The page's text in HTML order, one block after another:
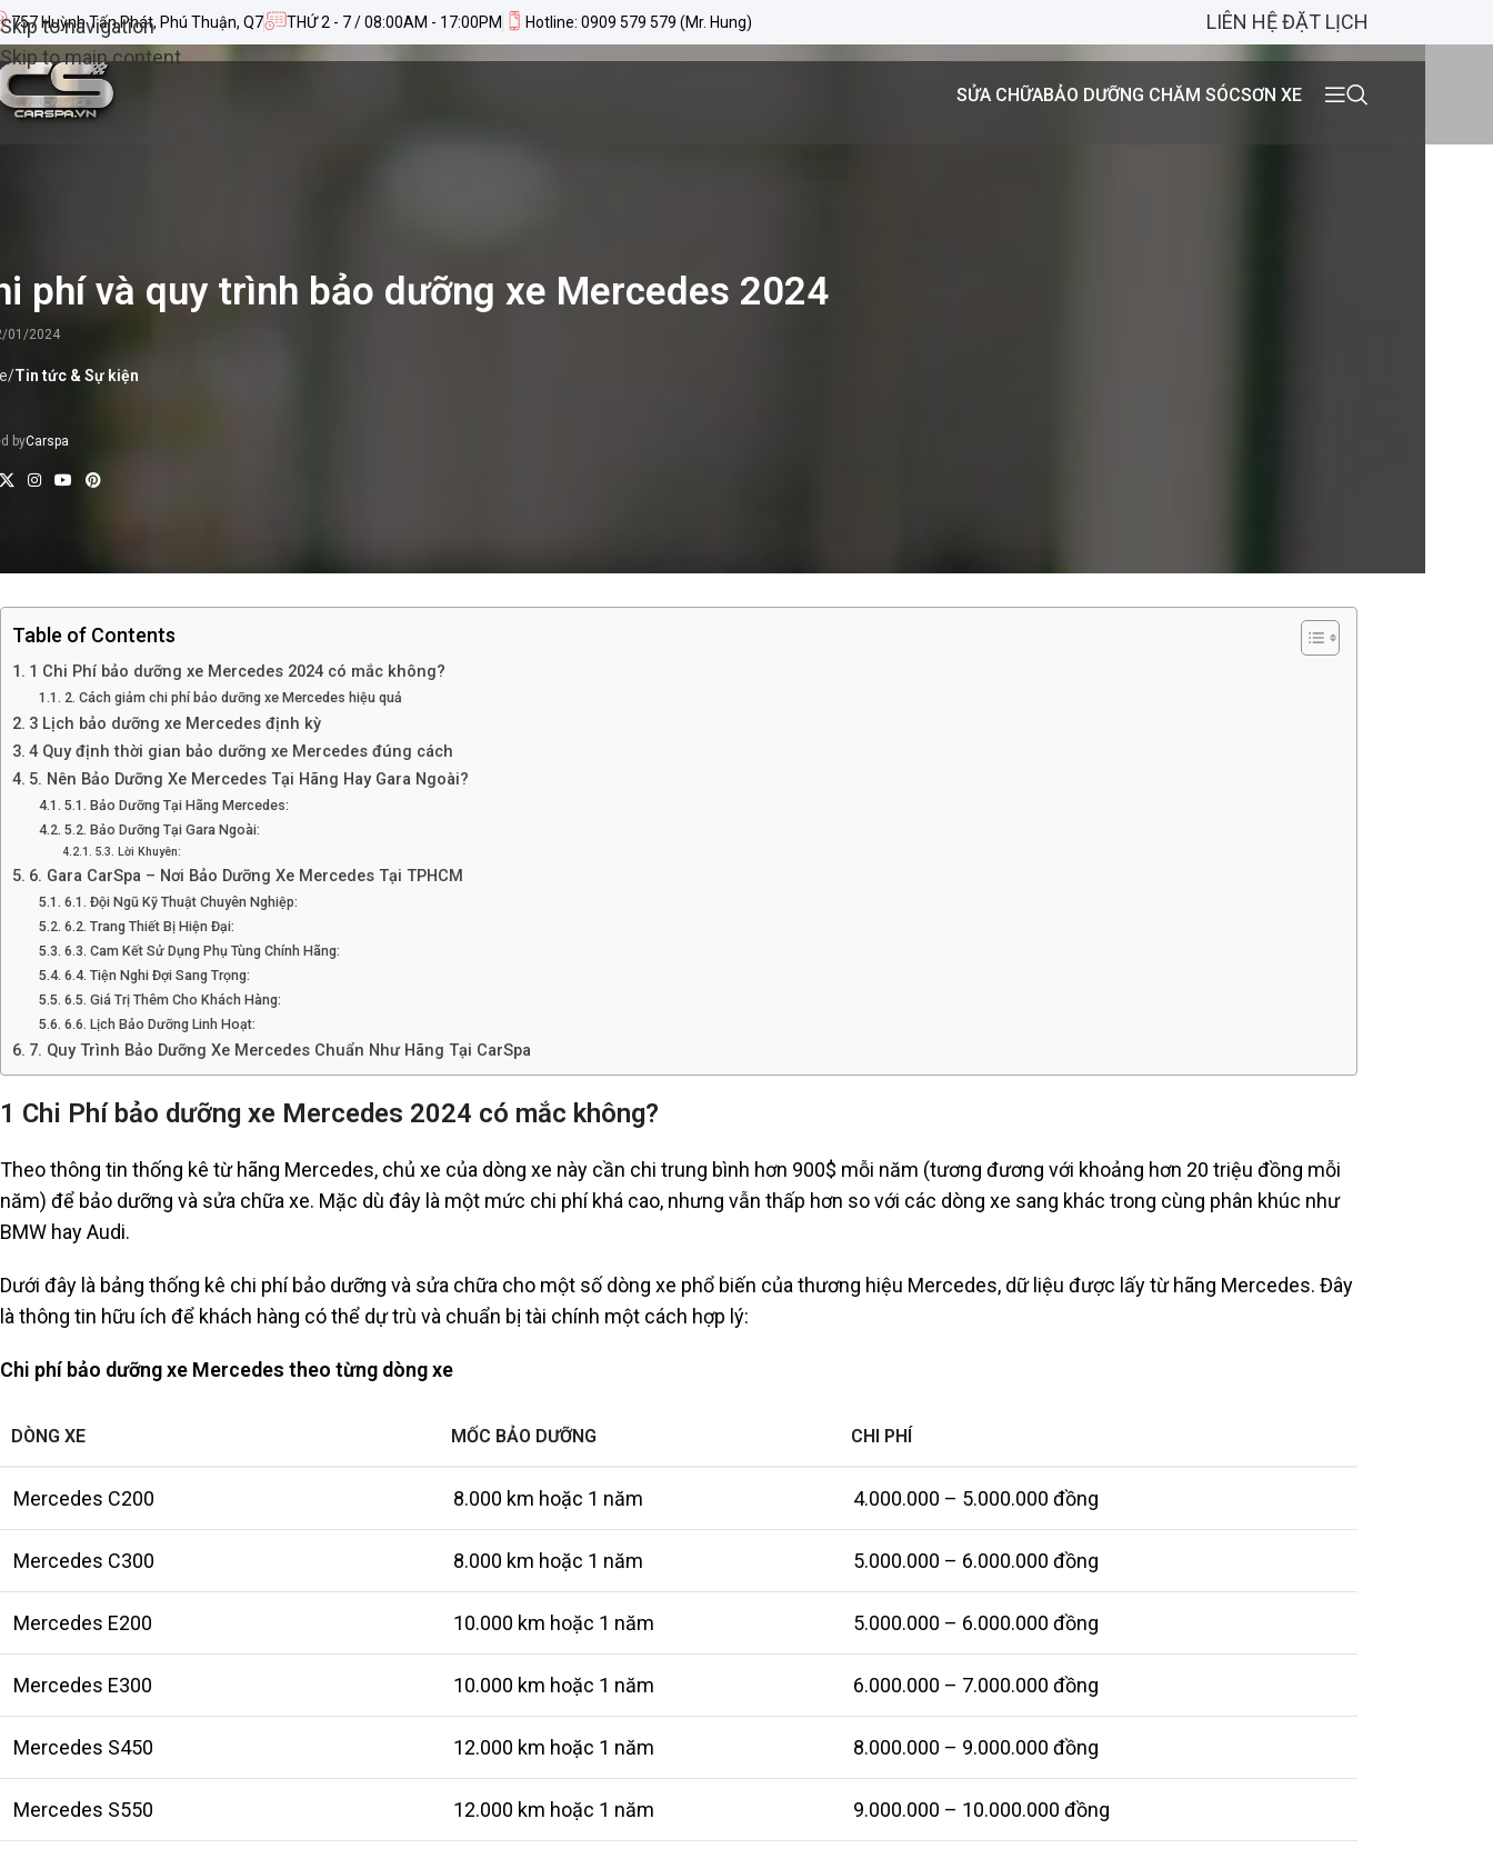
Skip to navigation
Skip to main content
757 Huỳnh Tấn Phát, Phú Thuận, Q7 THỨ 2 - 7 / 08:00AM - 17:00PM Hotline: 0909 579 579 (Mr. Hung) LIÊN HỆ ĐẶT LỊCH
SỬA CHỮABẢO DƯỠNG CHĂM SÓCSƠN XE
phí và quy trình bảo dưỡng xe Mercedes 2024
01/2024
/Tin tức & Sự kiện
byCarspa
Table of Contents
1 Chi Phí bảo dưỡng xe Mercedes 2024 có mắc không?
2. Cách giảm chi phí bảo dưỡng xe Mercedes hiệu quả
3 Lịch bảo dưỡng xe Mercedes định kỳ
4 Quy định thời gian bảo dưỡng xe Mercedes đúng cách
5. Nên Bảo Dưỡng Xe Mercedes Tại Hãng Hay Gara Ngoài?
5.1. Bảo Dưỡng Tại Hãng Mercedes:
5.2. Bảo Dưỡng Tại Gara Ngoài:
5.3. Lời Khuyên:
6. Gara CarSpa – Nơi Bảo Dưỡng Xe Mercedes Tại TPHCM
6.1. Đội Ngũ Kỹ Thuật Chuyên Nghiệp:
6.2. Trang Thiết Bị Hiện Đại:
6.3. Cam Kết Sử Dụng Phụ Tùng Chính Hãng:
6.4. Tiện Nghi Đợi Sang Trọng:
6.5. Giá Trị Thêm Cho Khách Hàng:
6.6. Lịch Bảo Dưỡng Linh Hoạt:
7. Quy Trình Bảo Dưỡng Xe Mercedes Chuẩn Như Hãng Tại CarSpa
1 Chi Phí bảo dưỡng xe Mercedes 2024 có mắc không?
Theo thông tin thống kê từ hãng Mercedes, chủ xe của dòng xe này cần chi trung bình hơn 900$ mỗi năm (tương đương với khoảng hơn 20 triệu đồng mỗi
năm) để bảo dưỡng và sửa chữa xe. Mặc dù đây là một mức chi phí khá cao, nhưng vẫn thấp hơn so với các dòng xe sang khác trong cùng phân khúc như
BMW hay Audi.
Dưới đây là bảng thống kê chi phí bảo dưỡng và sửa chữa cho một số dòng xe phổ biến của thương hiệu Mercedes, dữ liệu được lấy từ hãng Mercedes. Đây
là thông tin hữu ích để khách hàng có thể dự trù và chuẩn bị tài chính một cách hợp lý:
Chi phí bảo dưỡng xe Mercedes theo từng dòng xe
DÒNG XE MỐC BẢO DƯỠNG CHI PHÍ
Mercedes C200 8.000 km hoặc 1 năm 4.000.000 – 5.000.000 đồng
Mercedes C300 8.000 km hoặc 1 năm 5.000.000 – 6.000.000 đồng
Mercedes E200 10.000 km hoặc 1 năm 5.000.000 – 6.000.000 đồng
Mercedes E300 10.000 km hoặc 1 năm 6.000.000 – 7.000.000 đồng
Mercedes S450 12.000 km hoặc 1 năm 8.000.000 – 9.000.000 đồng
Mercedes S550 12.000 km hoặc 1 năm 9.000.000 – 10.000.000 đồng